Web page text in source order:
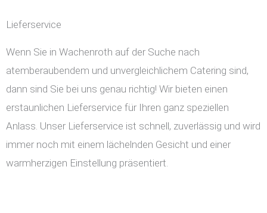
Lieferservice
Wenn Sie in Wachenroth auf der Suche nach
atemberaubendem und unvergleichlichem Catering sind,
dann sind Sie bei uns genau richtig! Wir bieten einen
erstaunlichen Lieferservice für Ihren ganz speziellen
Anlass. Unser Lieferservice ist schnell, zuverlässig und wird
immer noch mit einem lächelnden Gesicht und einer
warmherzigen Einstellung präsentiert.